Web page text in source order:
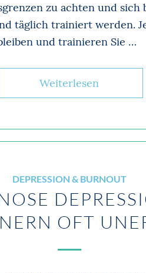
zu achten und
täglich trainiert werden.
und trainieren Sie …
Weiterlesen
DEPRESSION & BURNOUT
OFT